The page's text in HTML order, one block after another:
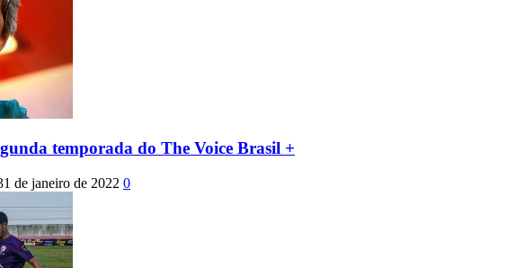
temporada do The Voice Brasil +
de janeiro de 2022 0